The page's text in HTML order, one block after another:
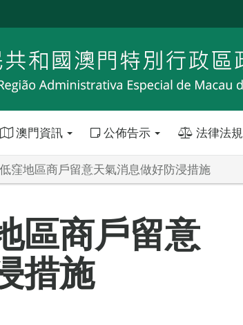
澳門資訊 公佈告示 法律法規
窪地區商戶留意天氣消息做好防浸措施
區商戶留意
措施